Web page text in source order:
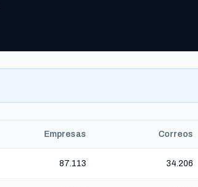
Empresas Correos
87.113 34.206